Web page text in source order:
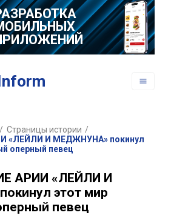
/ Страницы истории /
«ЛЕЙЛИ И МЕДЖНУНА» покинул
оперный певец
АРИИ «ЛЕЙЛИ И
этот мир
певец